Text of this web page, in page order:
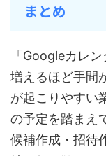
まとめ
「Googleカレ
増えるほど手間
が起こりやすい
の予定を踏まえ
候補作成・招待